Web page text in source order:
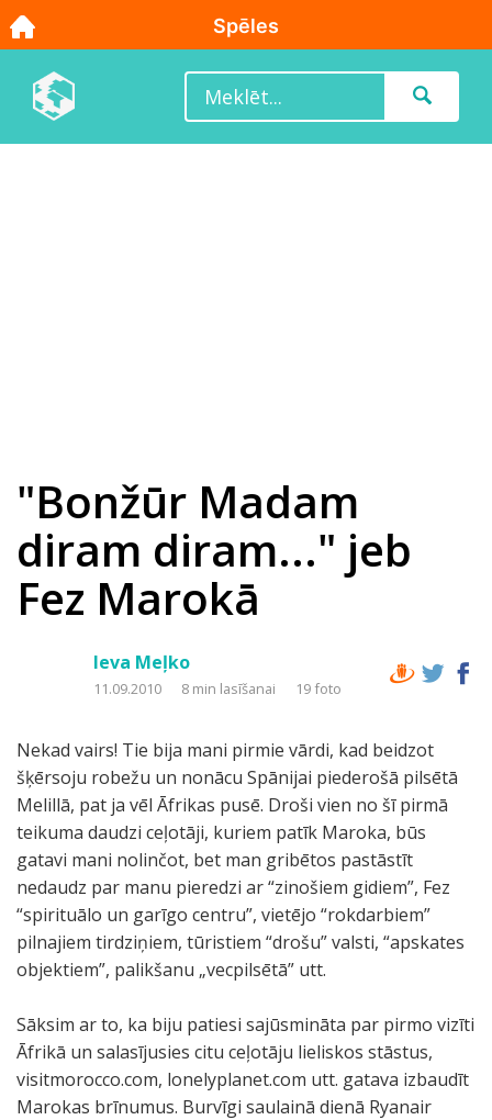
"Bonžūr Madam
diram diram..." jeb
Fez Marokā
Ieva Meļko
11.09.2010 8 min lasīšanai 19 foto
Nekad vairs! Tie bija mani pirmie vārdi, kad beidzot
šķērsoju robežu un nonācu Spānijai piederošā pilsētā
Melillā, pat ja vēl Āfrikas pusē. Droši vien no šī pirmā
teikuma daudzi ceļotāji, kuriem patīk Maroka, būs
gatavi mani nolinčot, bet man gribētos pastāstīt
nedaudz par manu pieredzi ar “zinošiem gidiem”, Fez
“spirituālo un garīgo centru”, vietējo “rokdarbiem”
pilnajiem tirdziņiem, tūristiem “drošu” valsti, “apskates
objektiem”, palikšanu „vecpilsētā” utt.
Sāksim ar to, ka biju patiesi sajūsmināta par pirmo vizīti
Āfrikā un salasījusies citu ceļotāju lieliskos stāstus,
visitmorocco.com, lonelyplanet.com utt. gatava izbaudīt
Marokas brīnumus. Burvīgi saulainā dienā Ryanair